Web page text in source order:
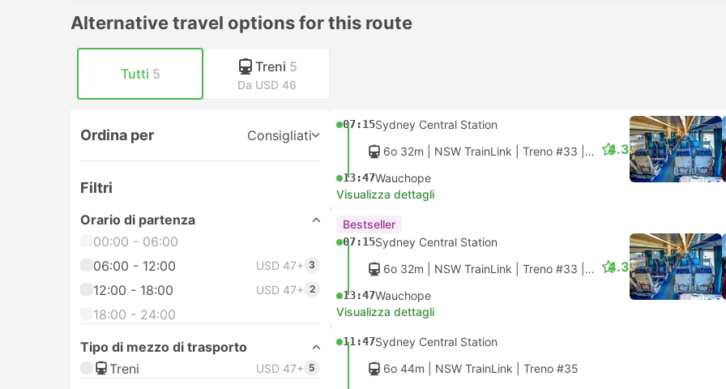
Alternative travel options for this route
Tutti 5 Treni 5
Da USD 46
Ordina per Consigliati
Filtri
Orario di partenza
00:00 - 06:00
06:00 - 12:00
USD 47+ 3
12:00 - 18:00 USD 47+ 2
18:00 - 24:00
Tipo di mezzo di trasporto
Treni
USD 47+ 5
07:15Sydney Central Station
6o 32m | NSW TrainLink Treno #33 Prima Classe
13:47Wauchope
4.3
Visualizza dettagli
Bestseller
07:15Sydney Central Station
6o 32m | NSW TrainLink Treno #33 Classe Economy
13:47Wauchope
4.3
Visualizza dettagli
11:47Sydney Central Station
6o 44m | NSW TrainLink Treno #35